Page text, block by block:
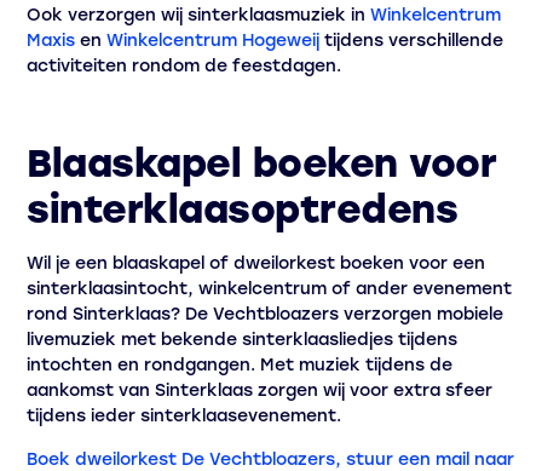
Ook verzorgen wij sinterklaasmuziek inWinkelcentrum
Maxis enWinkelcentrum Hogeweij tijdens verschillende
activiteiten rondom de feestdagen.
Blaaskapel boeken voor
sinterklaasoptredens
Wil je een blaaskapel of dweilorkest boeken voor een
sinterklaasintocht, winkelcentrum of ander evenement
rond Sinterklaas? De Vechtbloazers verzorgen mobiele
livemuziek met bekende sinterklaasliedjes tijdens
intochten en rondgangen. Met muziek tijdens de
aankomst van Sinterklaas zorgen wij voor extra sfeer
tijdens ieder sinterklaasevenement.
Boek dweilorkest De Vechtbloazers, stuur een mail naar